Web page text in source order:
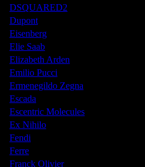
DSQUARED2
Dupont
Eisenberg
Elie Saab
Elizabeth Arden
Emilio Pucci
Ermenegildo Zegna
Escada
Escentric Molecules
Ex Nihilo
Fendi
Ferre
Franck Olivier